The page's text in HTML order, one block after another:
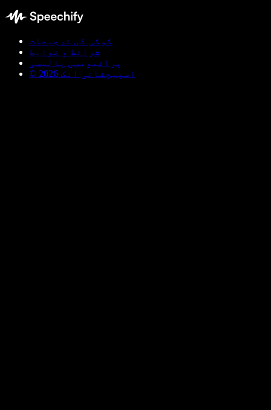
کوکی کی ترجیحات
شرائط و ضوابط
پرائیویسی پالیسی
© اسپیچفائی انک 2026